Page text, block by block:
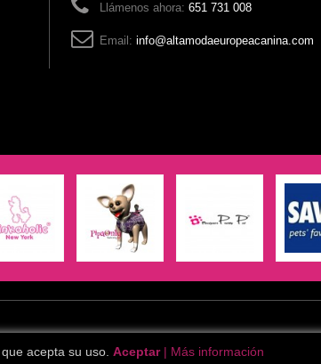
Llámenos ahora: 651 731 008
Email: info@altamodaeuropeacanina.com
acepta su uso. Aceptar| Más información